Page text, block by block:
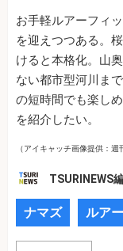
お手軽ルアーフィ
を迎えつつある。
けると本格化。山
ない都市型河川ま
の短時間でも楽し
を紹介したい。
（アイキャッチ画像提供：週
TSURINEWS
ナマズ ルア